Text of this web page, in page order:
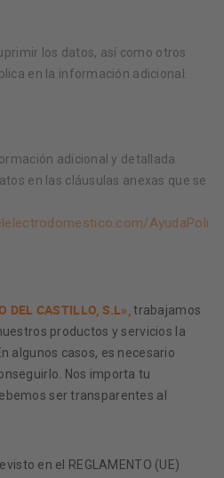
los datos, así como otros
en la información adicional.
adicional y detallada
en las cláusulas anexas que se
AyudaPoli
DEL CASTILLO, S.L»,trabajamos
productos y servicios la
algunos casos, es necesario
Nos importa tu
ser transparentes al
en el REGLAMENTO (UE)